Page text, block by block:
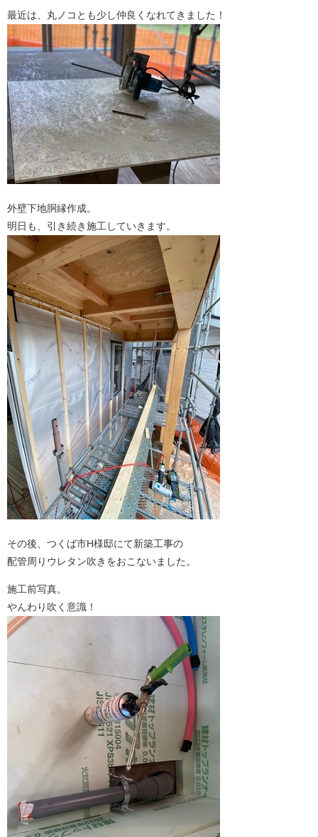
最近は、丸ノコとも少し仲良くなれてきました！
外壁下地胴縁作成。
明日も、引き続き施工していきます。
その後、つくば市H様邸にて新築工事の
配管周りウレタン吹きをおこないました。
施工前写真。
やんわり吹く意識！